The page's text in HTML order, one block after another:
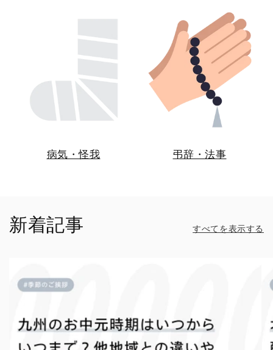
病気・怪我 弔辞・法事
新着記事 すべてを表示する